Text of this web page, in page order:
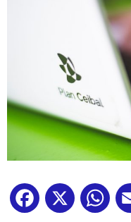
Facebook
X